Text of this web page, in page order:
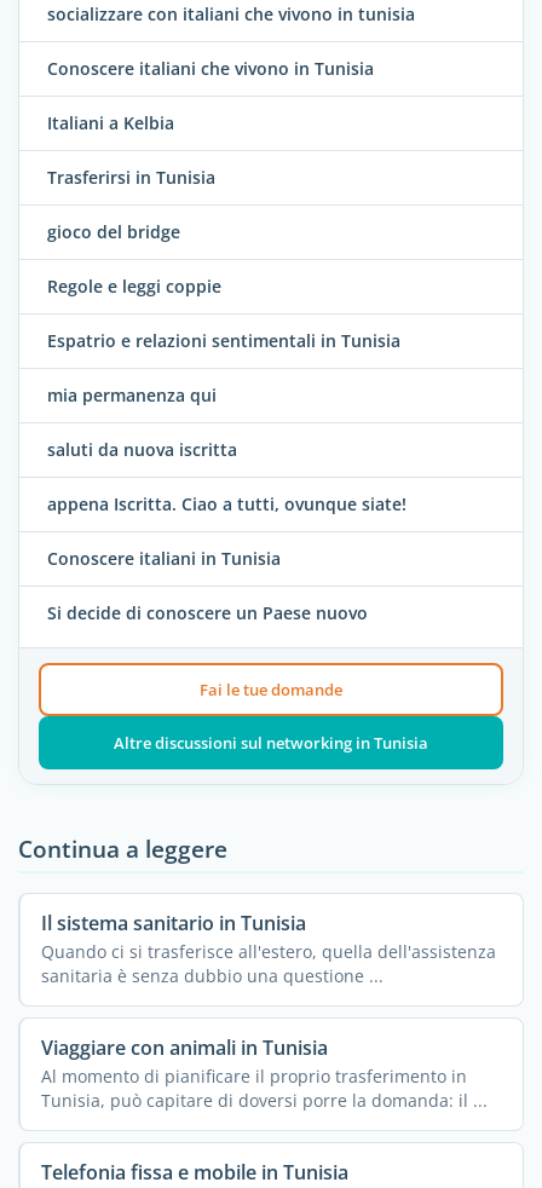
socializzare con italiani che vivono in tunisia
Conoscere italiani che vivono in Tunisia
Italiani a Kelbia
Trasferirsi in Tunisia
gioco del bridge
Regole e leggi coppie
Espatrio e relazioni sentimentali in Tunisia
mia permanenza qui
saluti da nuova iscritta
appena Iscritta. Ciao a tutti, ovunque siate!
Conoscere italiani in Tunisia
Si decide di conoscere un Paese nuovo
Fai le tue domande
Altre discussioni sul networking in Tunisia
Continua a leggere
Il sistema sanitario in Tunisia
Quando ci si trasferisce all'estero, quella dell'assistenza
sanitaria è senza dubbio una questione ...
Viaggiare con animali in Tunisia
Al momento di pianificare il proprio trasferimento in
Tunisia, può capitare di doversi porre la domanda: il ...
Telefonia fissa e mobile in Tunisia